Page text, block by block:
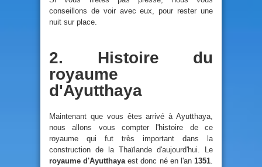
conseillons de voir avec eux, pour rester une
nuit sur place.
2. Histoire du
royaume
d'Ayutthaya
Maintenant que vous êtes arrivé à Ayutthaya,
nous allons vous compter l'histoire de ce
royaume qui fut très important dans la
construction de la Thaïlande d'aujourd'hui. Le
royaume d'Ayutthayaest donc né en l'an1351.